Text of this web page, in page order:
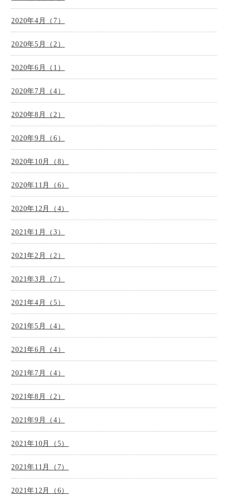
2020年4月（7）
2020年5月（2）
2020年6月（1）
2020年7月（4）
2020年8月（2）
2020年9月（6）
2020年10月（8）
2020年11月（6）
2020年12月（4）
2021年1月（3）
2021年2月（2）
2021年3月（7）
2021年4月（5）
2021年5月（4）
2021年6月（4）
2021年7月（4）
2021年8月（2）
2021年9月（4）
2021年10月（5）
2021年11月（7）
2021年12月（6）